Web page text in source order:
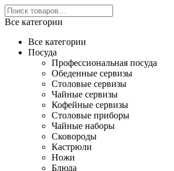
Все категории
Все категории
Посуда
Профессиональная посуда
Обеденные сервизы
Столовые сервизы
Чайные сервизы
Кофейные сервизы
Столовые приборы
Чайные наборы
Сковороды
Кастрюли
Ножи
Блюда